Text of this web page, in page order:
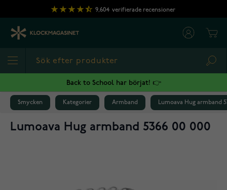
Hoppa till innehållet
9,604 verifierade recensioner
Back to School har börjat! 👉
Smycken Kategorier Armband Lumoava Hug armband
Lumoava Hug armband 5366 00 000